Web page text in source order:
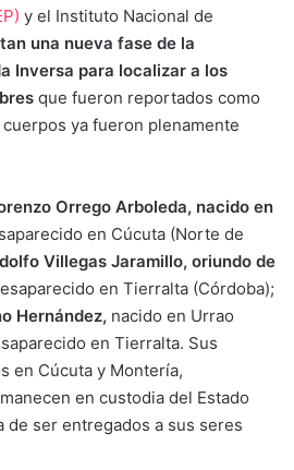
y el Instituto Nacional de
una nueva fase de la
Inversa para localizar a los
que fueron reportados como
ya fueron plenamente
Orrego Arboleda, nacido en
en Cúcuta (Norte de
Villegas Jaramillo, oriundo de
en Tierralta (Córdoba);
Hernández, nacido en Urrao
en Tierralta. Sus
en Cúcuta y Montería,
en custodia del Estado
de ser entregados a sus seres